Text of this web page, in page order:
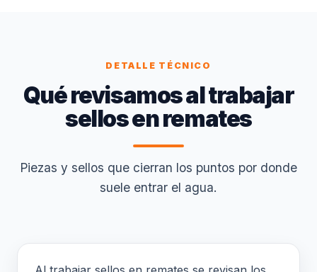
DETALLE TÉCNICO
Qué revisamos al trabajar
sellos en remates
Piezas y sellos que cierran los puntos por donde
suele entrar el agua.